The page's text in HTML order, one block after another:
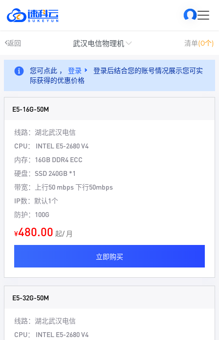
返回 武汉电信物理机 清单(0个)
您可点此 ， 登录
登录后结合您的账号情况展示您可实
际获得的优惠价格
E5-16G-50M
线路： 湖北武汉电信
CPU： INTEL E5-2680 V4
内存： 16GB DDR4 ECC
硬盘： SSD 240GB *1
带宽：
上行50 mbps 下行50mbps
IP数： 默认1个
防护： 100G
¥480.00 起/ 月
立即购买
E5-32G-50M
线路： 湖北武汉电信
CPU： INTEL E5-2680 V4